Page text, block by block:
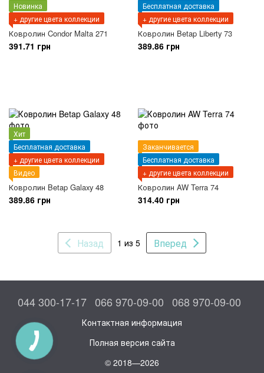
Новинка
+ другие цвета коллекции
Ковролин Condor Malta 271
391.71 грн
Бесплатная доставка
+ другие цвета коллекции
Ковролин Betap Liberty 73
389.86 грн
Хит
Бесплатная доставка
+ другие цвета коллекции
Видео
Ковролин Betap Galaxy 48
389.86 грн
Заканчивается
Бесплатная доставка
+ другие цвета коллекции
Ковролин AW Terra 74
314.40 грн
Назад 1 из 5 Вперед
044 300-17-17 066 970-09-00 068 970-09-00
Контактная информация
Полная версия сайта
© 2018—2026